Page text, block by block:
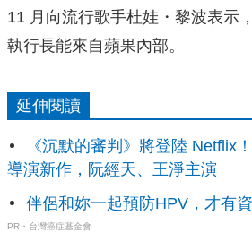
11 月向流行歌手杜娃・黎波表示
執行長能來自蘋果內部。
延伸閱讀
《沉默的審判》將登陸 Netflix
導演新作，阮經天、王淨主演
伴侶和妳一起預防HPV，才有
PR・台灣癌症基金會